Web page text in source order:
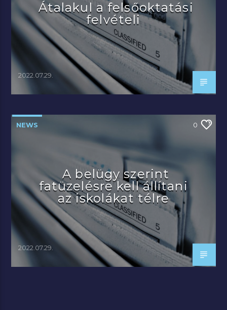
Átalakul a felsőoktatási
felvételi
2022.07.29.
NEWS 0
A belügy szerint
fatüzelésre kell állítani
az iskolákat télre
2022.07.29.